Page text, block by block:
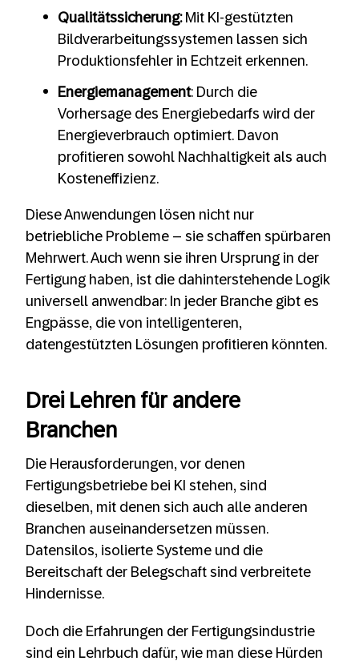
Qualitätssicherung:Mit KI-gestützten
Bildverarbeitungssystemen lassen sich
Produktionsfehler in Echtzeit erkennen.
Energiemanagement: Durch die
Vorhersage des Energiebedarfs wird der
Energieverbrauch optimiert. Davon
profitieren sowohl Nachhaltigkeit als auch
Kosteneffizienz.
Diese Anwendungen lösen nicht nur
betriebliche Probleme – sie schaffen spürbaren
Mehrwert. Auch wenn sie ihren Ursprung in der
Fertigung haben, ist die dahinterstehende Logik
universell anwendbar: In jeder Branche gibt es
Engpässe, die von intelligenteren,
datengestützten Lösungen profitieren könnten.
Drei Lehren für andere
Branchen
Die Herausforderungen, vor denen
Fertigungsbetriebe bei KI stehen, sind
dieselben, mit denen sich auch alle anderen
Branchen auseinandersetzen müssen.
Datensilos, isolierte Systeme und die
Bereitschaft der Belegschaft sind verbreitete
Hindernisse.
Doch die Erfahrungen der Fertigungsindustrie
sind ein Lehrbuch dafür, wie man diese Hürden